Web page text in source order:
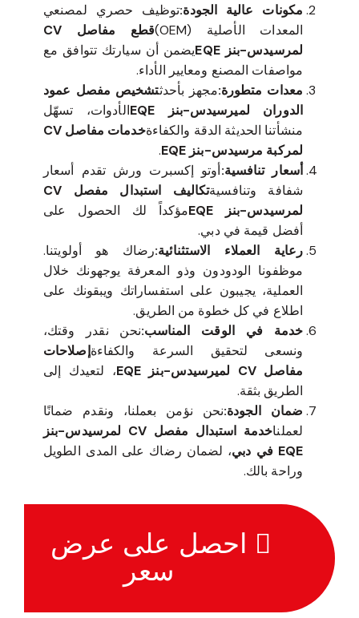
مكونات عالية الجودة:توظيف حصري لمصنعي
المعدات الأصلية (OEM)
قطع مفاصل CV
لمرسيدس-بنز EQE
يضمن أن سيارتك تتوافق مع
مواصفات المصنع ومعايير الأداء.
معدات متطورة:مجهز بأحدثتشخيص مفصل عمود
الدوران لميرسيدس-بنز EQE
الأدوات، تسهّل
منشأتنا الحديثة الدقة والكفاءة
خدمات مفاصل CV
لمركبة مرسيدس-بنز EQE
.
أسعار تنافسية:أوتو إكسبرت ورش تقدم أسعار
شفافة وتنافسية
تكاليف استبدال مفصل CV
لمرسيدس-بنز EQE
مؤكداً لك الحصول على
أفضل قيمة في دبي.
رعاية العملاء الاستثنائية:رضاك هو أولويتنا.
موظفونا الودودون وذو المعرفة يوجهونك خلال
العملية، يجيبون على استفساراتك ويبقونك على
اطلاع في كل خطوة من الطريق.
خدمة في الوقت المناسب:نحن نقدر وقتك،
ونسعى لتحقيق السرعة والكفاءةإصلاحات
مفاصل CV لميرسيدس-بنز EQE
، لتعيدك إلى
الطريق بثقة.
ضمان الجودة:نحن نؤمن بعملنا، ونقدم ضمانًا
لعملنا
خدمة استبدال مفصل CV لمرسيدس-بنز
EQE في دبي
، لضمان رضاك على المدى الطويل
وراحة بالك.
احصل على عرض
سعر